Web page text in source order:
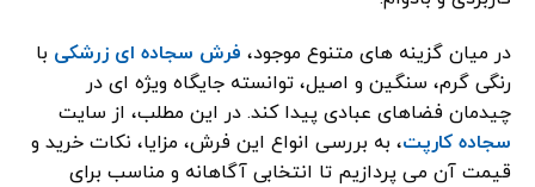
در میان گزینه ‌های متنوع موجود، فرش سجاده‌ ای زرشکی با
رنگی گرم، سنگین و اصیل، توانسته جایگاه ویژه‌ ای در
چیدمان فضاهای عبادی پیدا کند. در این مطلب، از سایت
سجاده کارپت، به بررسی انواع این فرش، مزایا، نکات خرید و
قیمت آن می‌ پردازیم تا انتخابی آگاهانه و مناسب برای